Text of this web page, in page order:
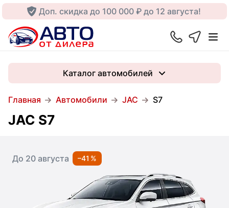
Доп. скидка до 100 000 ₽ до 12 августа!
Главная Автомобили JAC S7
Каталог автомобилей
JAC S7
До 20 августа –41 %